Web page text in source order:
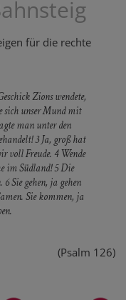
für die rechte
Zions wendete,
unser Mund mit
man unter den
3 Ja, groß hat
voll Freude. 4 Wende
im Südland! 5 Die
Sie gehen, ja gehen
Sie kommen, ja
(Psalm 126)